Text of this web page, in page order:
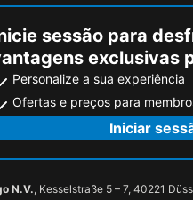
sessão para
exclusivas
Personalize a sua experiência
Ofertas e preços para
Iniciar
N.V., Kesselstraße 5 – 7, 40221